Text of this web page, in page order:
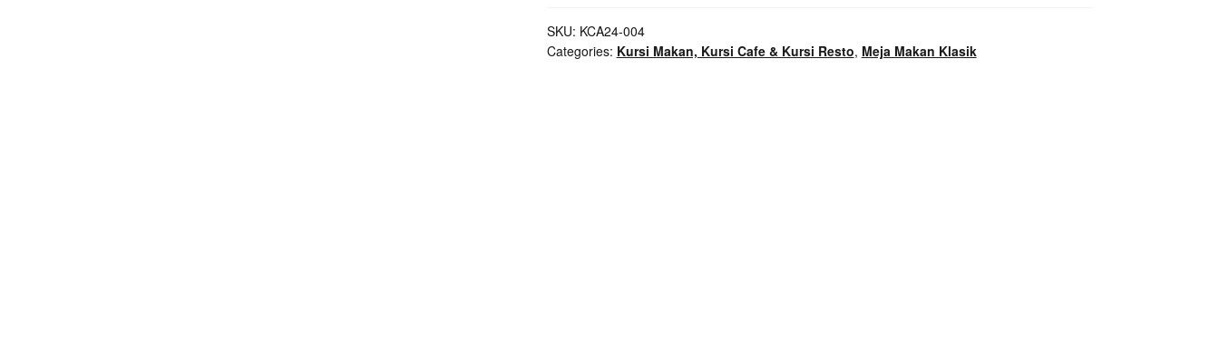
Jati
Ukir
SKU: KCA24-004
Categories: Kursi Makan, Kursi Cafe & Kursi Resto, Meja Makan Klasik